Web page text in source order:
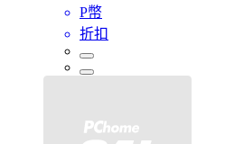
P幣
折扣